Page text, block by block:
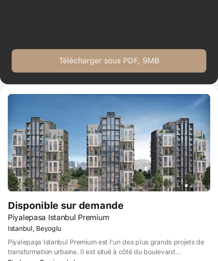
Télécharger sous PDF, 9MB
Disponible sur demande
Piyalepasa Istanbul Premium
Istanbul, Beyoglu
Piyalepaşa Istanbul Premium est l'un des plus grands projets de
transformation urbaine. Il est situé à côté du boulevard